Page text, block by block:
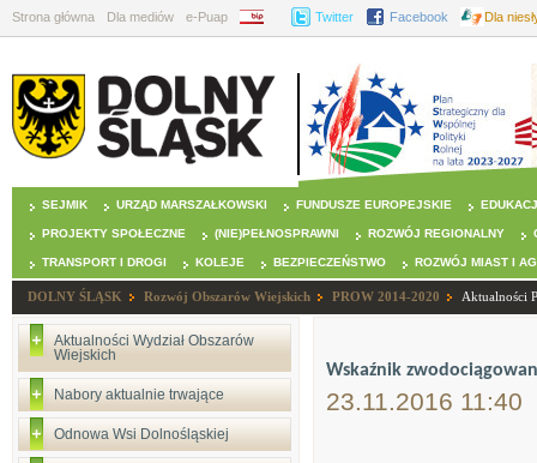
Strona główna Dla mediów e-Puap BIP Twitter Facebook Dla
SEJMIK URZĄD MARSZAŁKOWSKI FUNDUSZE EUROPEJSKIE
PROJEKTY SPOŁECZNE (NIE)PEŁNOSPRAWNI ROZWÓJ REGIONALNY
TRANSPORT I DROGI KOLEJE BEZPIECZEŃSTWO ROZWÓJ MIAST I
DOLNY ŚLĄSK Rozwój Obszarów Wiejskich PROW 2014-2020 Aktualności
Aktualności Wydział Obszarów
Wiejskich
Nabory aktualnie trwające
Odnowa Wsi Dolnośląskiej
Wskaźnik
23.11.2016 11:40